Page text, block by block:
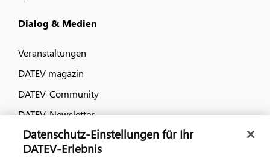
Dialog & Medien
Veranstaltungen
DATEV magazin
DATEV-Community
DATEV-Newsletter
Kontaktieren Sie uns
Datenschutz-Einstellungen für Ihr
DATEV-Erlebnis